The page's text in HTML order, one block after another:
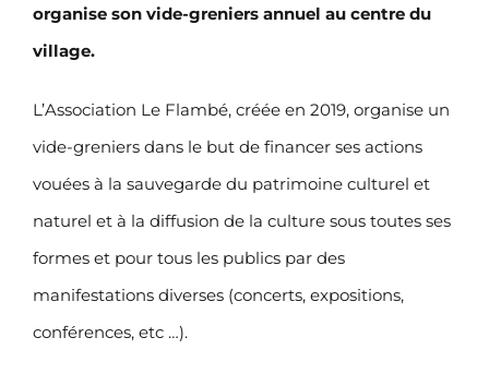
organise son vide-greniers annuel au centre du
village.
L’Association Le Flambé, créée en 2019, organise un
vide-greniers dans le but de financer ses actions
vouées à la sauvegarde du patrimoine culturel et
naturel et à la diffusion de la culture sous toutes ses
formes et pour tous les publics par des
manifestations diverses (concerts, expositions,
conférences, etc …).